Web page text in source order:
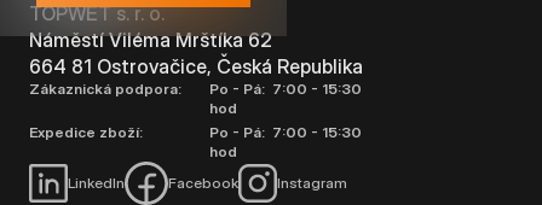
TOPWET s. r. o.
Náměstí Viléma Mrštíka 62
664 81 Ostrovačice, Česká Republika
Zákaznická podpora:
Po - Pá: 7:00 - 15:30
hod
Expedice zboží:
Po - Pá: 7:00 - 15:30
hod
LinkedIn
Facebook Instagram